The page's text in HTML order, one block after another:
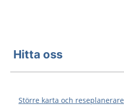
Hitta oss
Större karta och reseplanerare